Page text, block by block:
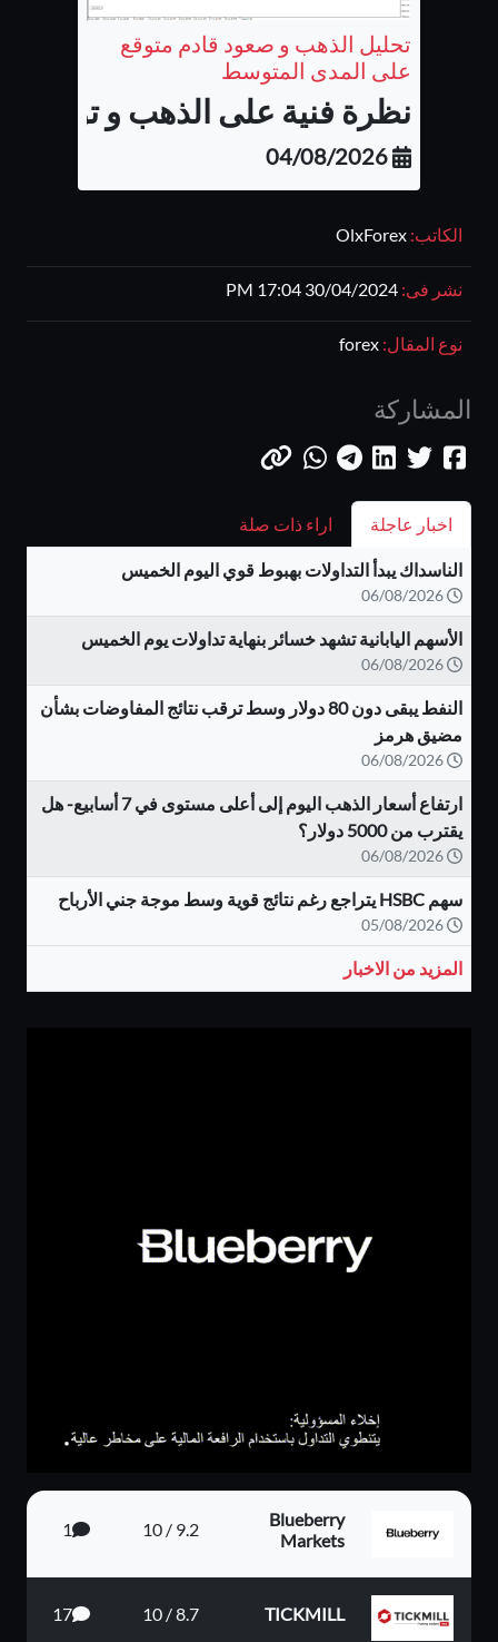
الكاتب: OlxForex
نشر فى: 30/04/2024 17:04 PM
نوع المقال: forex
المشاركة
اخبار عاجلة اراء ذات صلة
الناسداك يبدأ التداولات بهبوط قوي اليوم الخميس
الأسهم اليابانية تشهد خسائر بنهاية تداولات يوم الخميس
النفط يبقى دون 80 دولار وسط ترقب نتائج المفاوضات بشأن
مضيق هرمز
ارتفاع أسعار الذهب اليوم إلى أعلى مستوى في 7 أسابيع- هل
يقترب من 5000 دولار؟
سهم HSBC يتراجع رغم نتائج قوية وسط موجة جني الأرباح
المزيد من الاخبار
Blueberry
Markets
9.2 / 10
1
TICKMILL
8.7 / 10
17
تحليل الذهب و صعود قادم متوقع
على المدى المتوسط
نظرة فنية على الذهب و توقع
04/08/2026